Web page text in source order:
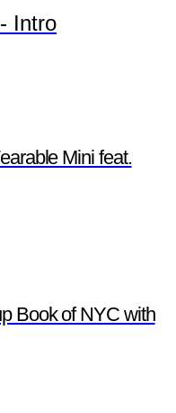
Intro
Mini feat.
Book of NYC with